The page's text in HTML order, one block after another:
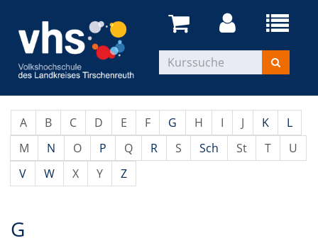
A B C D E F G H I J K
L
M
N O P Q R S Sch St T
U
V
W X Y Z
G